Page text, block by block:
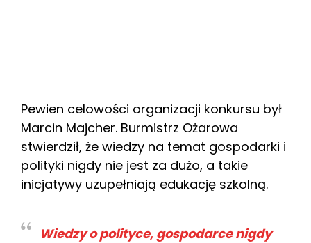
Pewien celowości organizacji konkursu był
Marcin Majcher. Burmistrz Ożarowa
stwierdził, że wiedzy na temat gospodarki i
polityki nigdy nie jest za dużo, a takie
inicjatywy uzupełniają edukację szkolną.
Wiedzy o polityce, gospodarce nigdy